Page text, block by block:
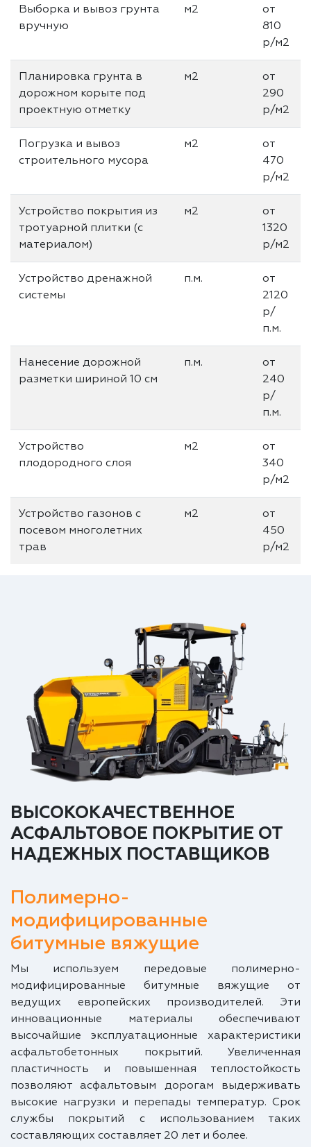
Выборка и вывоз грунта
вручную
м2
от
810
р/м2
Планировка грунта в
дорожном корыте под
проектную отметку
м2
от
290
р/м2
Погрузка и вывоз
строительного мусора
м2
от
470
р/м2
Устройство покрытия из
тротуарной плитки (с
материалом)
м2
от
1320
р/м2
Устройство дренажной
системы
п.м.
от
2120
р/
п.м.
Нанесение дорожной
разметки шириной 10 см
п.м.
от
240
р/
п.м.
Устройство
плодородного слоя
м2
от
340
р/м2
Устройство газонов с
посевом многолетних
трав
м2
от
450
р/м2
ВЫСОКОКАЧЕСТВЕННОЕ
АСФАЛЬТОВОЕ ПОКРЫТИЕ ОТ
НАДЕЖНЫХ ПОСТАВЩИКОВ
Полимерно-
модифицированные
битумные вяжущие
Мы используем передовые полимерно-
модифицированные битумные вяжущие от
ведущих европейских производителей. Эти
инновационные материалы обеспечивают
высочайшие эксплуатационные характеристики
асфальтобетонных покрытий. Увеличенная
пластичность и повышенная теплостойкость
позволяют асфальтовым дорогам выдерживать
высокие нагрузки и перепады температур. Срок
службы покрытий с использованием таких
составляющих составляет 20 лет и более.